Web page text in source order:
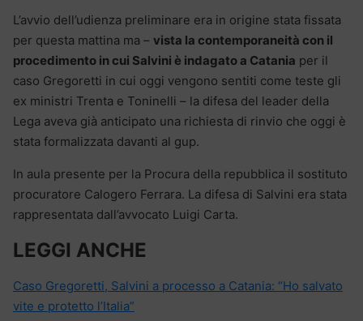
L’avvio dell’udienza preliminare era in origine stata fissata
per questa mattina ma – vista la contemporaneità con il
procedimento in cui Salvini è indagato a Catania per il
caso Gregoretti in cui oggi vengono sentiti come teste gli
ex ministri Trenta e Toninelli – la difesa del leader della
Lega aveva già anticipato una richiesta di rinvio che oggi è
stata formalizzata davanti al gup.
In aula presente per la Procura della repubblica il sostituto
procuratore Calogero Ferrara. La difesa di Salvini era stata
rappresentata dall’avvocato Luigi Carta.
LEGGI ANCHE
Caso Gregoretti, Salvini a processo a Catania: “Ho salvato
vite e protetto l’Italia”